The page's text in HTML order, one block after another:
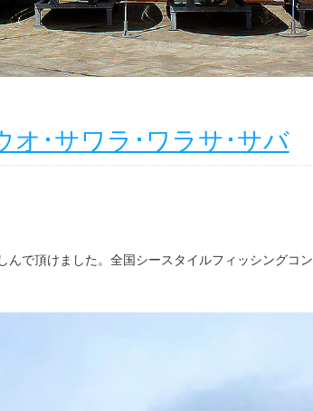
･サワラ･ワラサ･サバ
で頂けました。全国シースタイルフィッシングコン